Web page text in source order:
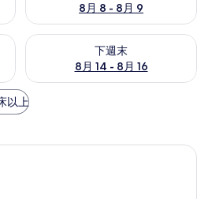
8月 8 - 8月 9
應情況
下週末
8月 14 - 8月 16
查看下週末 (8月 14 - 8月 16)
以上